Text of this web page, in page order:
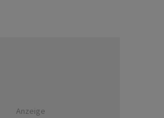
Anzeige